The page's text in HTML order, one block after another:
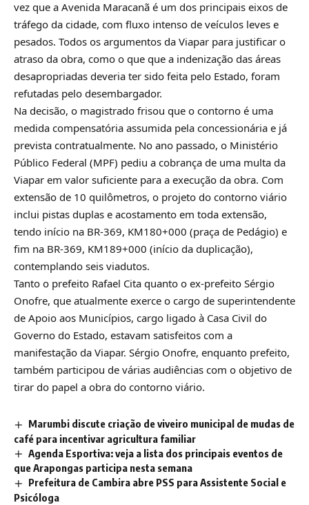
vez que a Avenida Maracanã é um dos principais eixos de
tráfego da cidade, com fluxo intenso de veículos leves e
pesados. Todos os argumentos da Viapar para justificar o
atraso da obra, como o que que a indenização das áreas
desapropriadas deveria ter sido feita pelo Estado, foram
refutadas pelo desembargador.
Na decisão, o magistrado frisou que o contorno é uma
medida compensatória assumida pela concessionária e já
prevista contratualmente. No ano passado, o Ministério
Público Federal (MPF) pediu a cobrança de uma multa da
Viapar em valor suficiente para a execução da obra. Com
extensão de 10 quilômetros, o projeto do contorno viário
inclui pistas duplas e acostamento em toda extensão,
tendo início na BR-369, KM180+000 (praça de Pedágio) e
fim na BR-369, KM189+000 (início da duplicação),
contemplando seis viadutos.
Tanto o prefeito Rafael Cita quanto o ex-prefeito Sérgio
Onofre, que atualmente exerce o cargo de superintendente
de Apoio aos Municípios, cargo ligado à Casa Civil do
Governo do Estado, estavam satisfeitos com a
manifestação da Viapar. Sérgio Onofre, enquanto prefeito,
também participou de várias audiências com o objetivo de
tirar do papel a obra do contorno viário.
Marumbi discute criação de viveiro municipal de mudas de
café para incentivar agricultura familiar
Agenda Esportiva: veja a lista dos principais eventos de
que Arapongas participa nesta semana
Prefeitura de Cambira abre PSS para Assistente Social e
Psicóloga